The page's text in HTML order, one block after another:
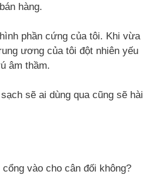
hàng.
phần cứng của tôi. Khi vừa
ương của tôi đột nhiên yếu
âm thầm.
sẽ ai dùng qua cũng sẽ hài
vào cho cân đối không?